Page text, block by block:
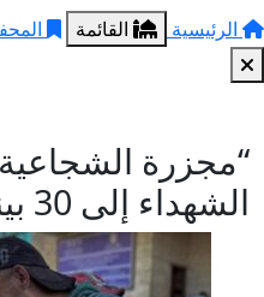
الرئيسية
القائمة
“مجزرة
الشهداء إلى 30 بينهم 8 أطفال